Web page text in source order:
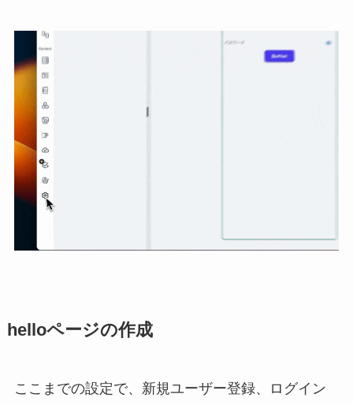
helloページの作成
ここまでの設定で、新規ユーザー登録、ログイン